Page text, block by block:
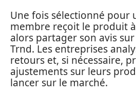
Une fois sélectionné pour
membre reçoit le produit
alors partager son avis
Trnd. Les entreprises
retours et, si nécessaire,
ajustements sur leurs
lancer sur le marché.